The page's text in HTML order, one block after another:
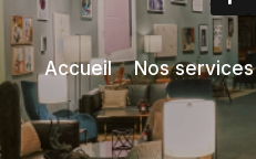
Accueil Nos services